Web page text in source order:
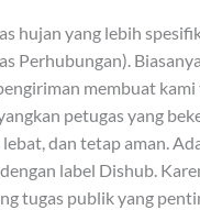
hujan yang lebih
Perhubungan).
membuat
petugas yang
dan tetap aman.
label Dishub.
tugas publik yang